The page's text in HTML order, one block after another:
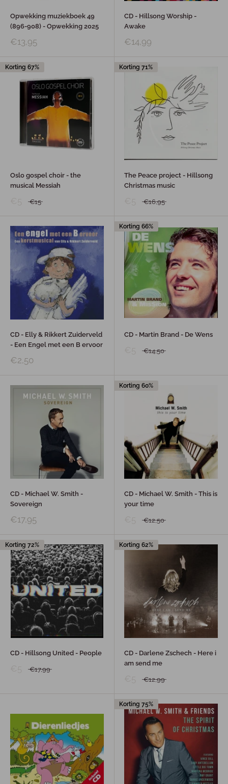
Opwekking muziekboek 49
(896-908) - Opwekking 2025
€13,95
CD - Hillsong Worship -
Awake
€14,99
Korting 67%
Oslo gospel choir - the
musical Messiah
€15
Korting 71%
The Peace project - Hillsong
Christmas music
€16,95
CD - Elly & Rikkert Zuiderveld
- Een Engel met een B ervoor
€2,50
Korting 66%
CD - Martin Brand - De Wens
€14,50
CD - Michael W. Smith -
Sovereign
€17,95
Korting 60%
CD - Michael W. Smith - This is
your time
€12,50
Korting 72%
CD - Hillsong United - People
€17,99
Korting 62%
CD - Darlene Zschech - Here i
am send me
€12,99
Korting 75%